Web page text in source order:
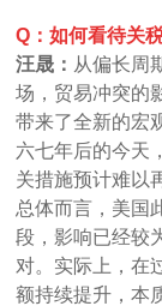
Q：如何看待关
汪晟： 从偏长周
场，贸易冲突的
带来了全新的宏
六七年后的今天
关措施预计难以
总体而言，美国
段，影响已经较
对。实际上，在
额持续提升，本